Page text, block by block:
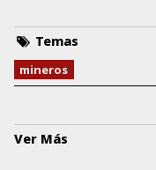
Temas
mineros
Ver Más